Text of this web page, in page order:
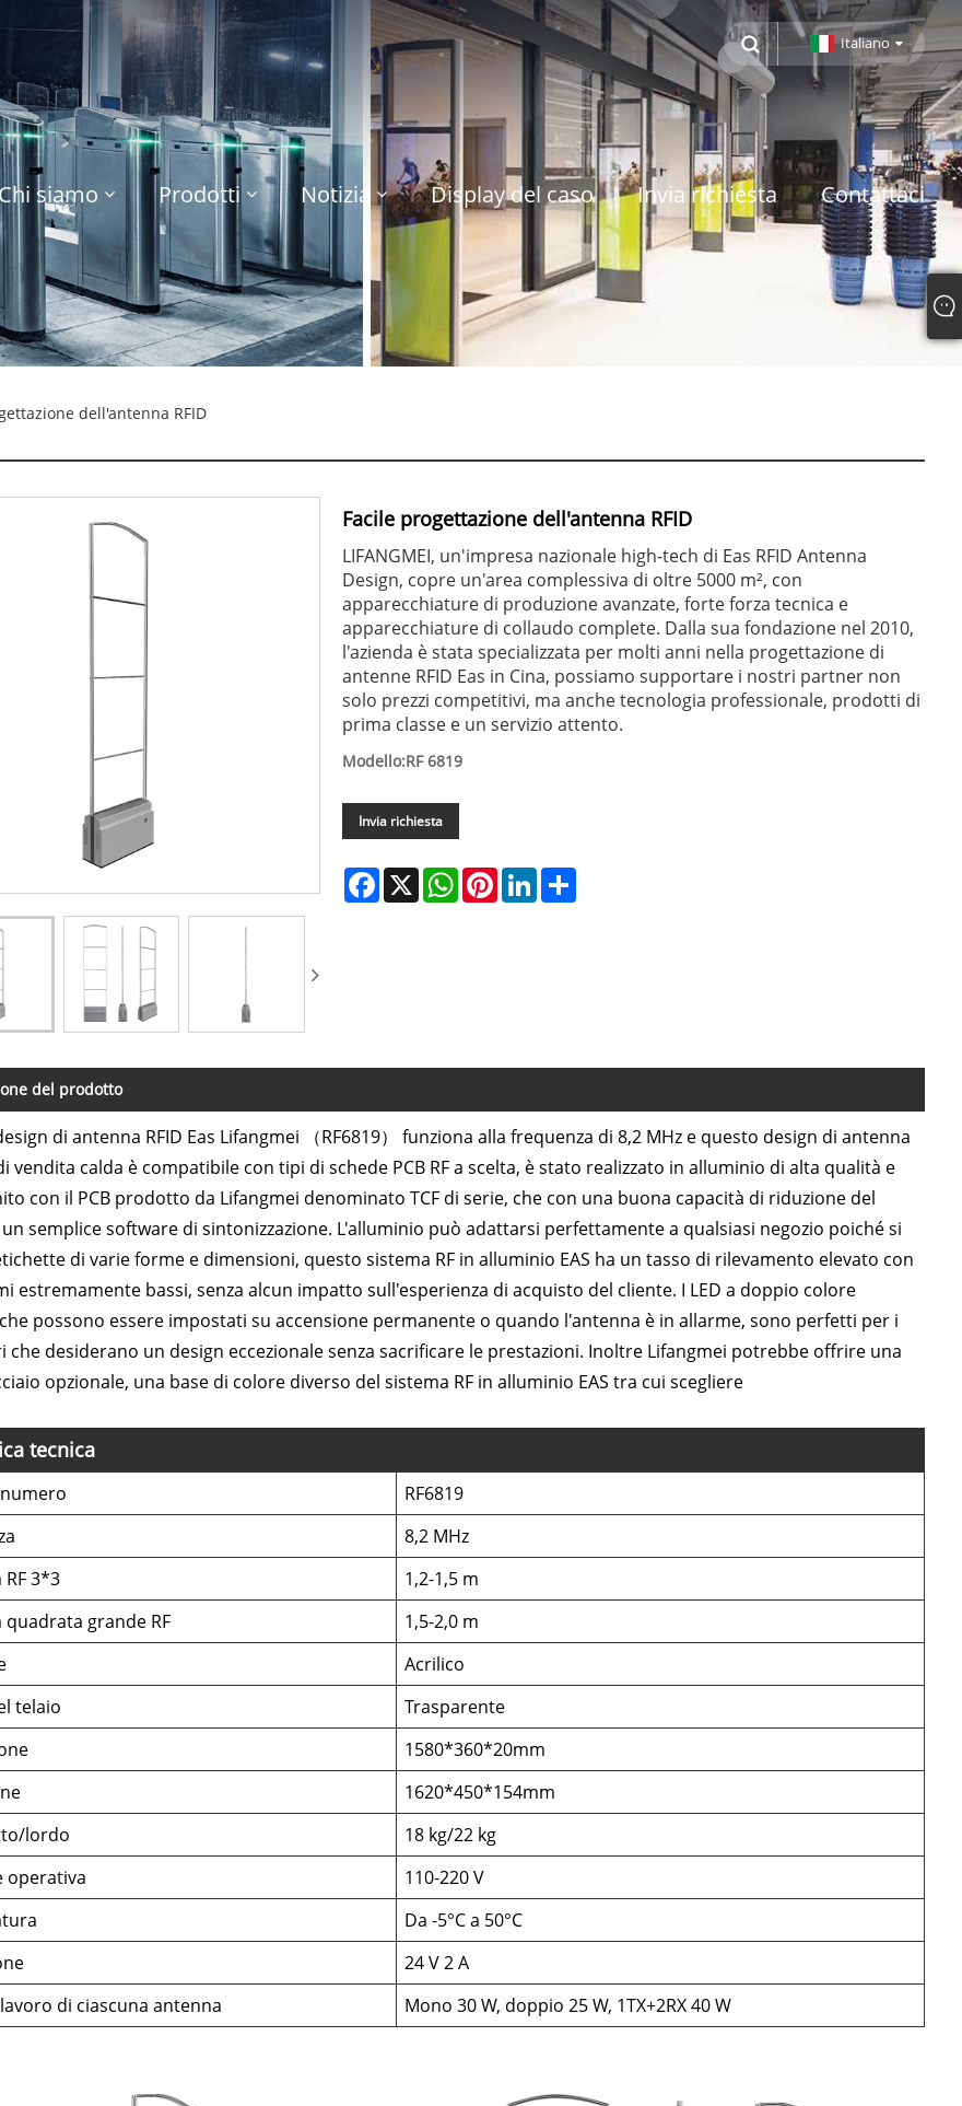
Italiano
Chi siamo Prodotti Notizia Display del caso Invia richiesta Contattaci
dell'antenna RFID
Facile progettazione dell'antenna RFID
LIFANGMEI, un'impresa nazionale high-tech di Eas RFID Antenna
Design, copre un'area complessiva di oltre 5000 m², con
apparecchiature di produzione avanzate, forte forza tecnica e
apparecchiature di collaudo complete. Dalla sua fondazione nel 2010,
l'azienda è stata specializzata per molti anni nella progettazione di
antenne RFID Eas in Cina, possiamo supportare i nostri partner non
solo prezzi competitivi, ma anche tecnologia professionale, prodotti di
prima classe e un servizio attento.
Modello:RF 6819
Invia richiesta
Facebook
X WhatsApp
PinterestLinkedIn
del prodotto
di antenna RFID Eas Lifangmei （RF6819） funziona alla frequenza di 8,2 MHz e questo design di antenna
vendita calda è compatibile con tipi di schede PCB RF a scelta, è stato realizzato in alluminio di alta qualità e
con il PCB prodotto da Lifangmei denominato TCF di serie, che con una buona capacità di riduzione del
semplice software di sintonizzazione. L'alluminio può adattarsi perfettamente a qualsiasi negozio poiché si
di varie forme e dimensioni, questo sistema RF in alluminio EAS ha un tasso di rilevamento elevato con
estremamente bassi, senza alcun impatto sull'esperienza di acquisto del cliente. I LED a doppio colore
possono essere impostati su accensione permanente o quando l'antenna è in allarme, sono perfetti per i
che desiderano un design eccezionale senza sacrificare le prestazioni. Inoltre Lifangmei potrebbe offrire una
opzionale, una base di colore diverso del sistema RF in alluminio EAS tra cui scegliere
tecnica
RF6819
8,2 MHz
3*3
1,2-1,5 m
quadrata grande RF
1,5-2,0 m
Acrilico
telaio
Trasparente
1580*360*20mm
1620*450*154mm
lordo
18 kg/22 kg
operativa
110-220 V
Da -5°C a 50°C
24 V 2 A
di ciascuna antenna
Mono 30 W, doppio 25 W, 1TX+2RX 40 W